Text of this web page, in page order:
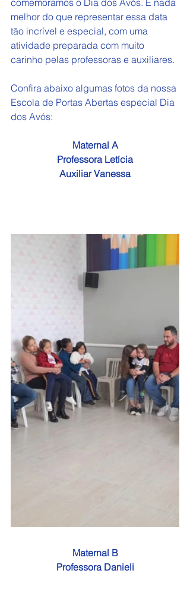
comemoramos o Dia dos Avós. E nada
melhor do que representar essa data
tão incrível e especial, com uma
atividade preparada com muito
carinho pelas professoras e auxiliares.
Confira abaixo algumas fotos da nossa
Escola de Portas Abertas especial Dia
dos Avós:
Maternal A
Professora Letícia
Auxiliar Vanessa
Maternal B
Professora Danieli